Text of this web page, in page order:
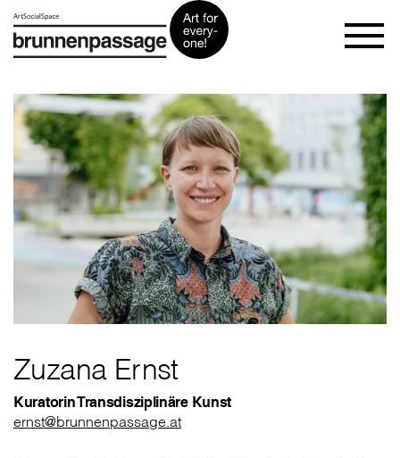
Zuzana Ernst
Kuratorin Transdisziplinäre Kunst
ernst@brunnenpassage.at